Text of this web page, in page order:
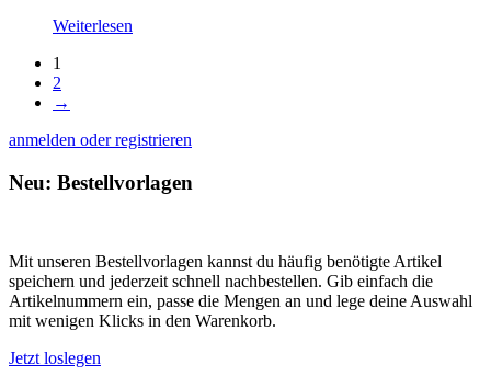
Weiterlesen
1
2
→
anmelden oder registrieren
Neu: Bestellvorlagen
Mit unseren Bestellvorlagen kannst du häufig benötigte Artikel
speichern und jederzeit schnell nachbestellen. Gib einfach die
Artikelnummern ein, passe die Mengen an und lege deine Auswahl
mit wenigen Klicks in den Warenkorb.
Jetzt loslegen